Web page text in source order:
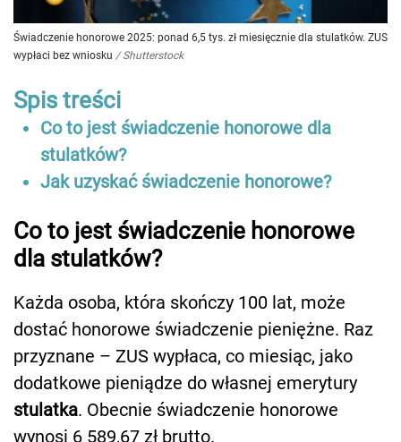
Świadczenie honorowe 2025: ponad 6,5 tys. zł miesięcznie dla stulatków. ZUS
wypłaci bez wniosku / Shutterstock
Spis treści
Co to jest świadczenie honorowe dla
stulatków?
Jak uzyskać świadczenie honorowe?
Co to jest świadczenie honorowe
dla stulatków?
Każda osoba, która skończy 100 lat, może
dostać honorowe świadczenie pieniężne. Raz
przyznane – ZUS wypłaca, co miesiąc, jako
dodatkowe pieniądze do własnej emerytury
stulatka. Obecnie świadczenie honorowe
wynosi 6 589,67 zł brutto.